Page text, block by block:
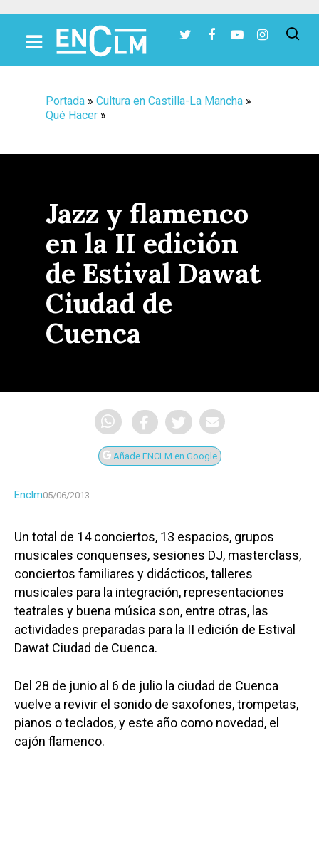
Portada » Cultura en Castilla-La Mancha »
Qué Hacer »
Jazz y flamenco
en la II edición
de Estival Dawat
Ciudad de
Cuenca
Añade ENCLM en Google
Enclm05/06/2013
Un total de 14 conciertos, 13 espacios, grupos
musicales conquenses, sesiones DJ, masterclass,
conciertos familiares y didácticos, talleres
musicales para la integración, representaciones
teatrales y buena música son, entre otras, las
actividades preparadas para la II edición de Estival
Dawat Ciudad de Cuenca.
Del 28 de junio al 6 de julio la ciudad de Cuenca
vuelve a revivir el sonido de saxofones, trompetas,
pianos o teclados, y este año como novedad, el
cajón flamenco.